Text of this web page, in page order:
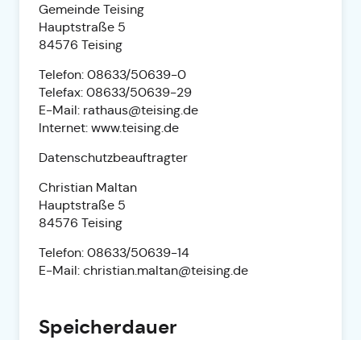
Gemeinde Teising
Hauptstraße 5
84576 Teising
Telefon: 08633/50639-0
Telefax: 08633/50639-29
E-Mail: rathaus@teising.de
Internet: www.teising.de
Datenschutzbeauftragter
Christian Maltan
Hauptstraße 5
84576 Teising
Telefon: 08633/50639-14
E-Mail: christian.maltan@teising.de
Speicherdauer